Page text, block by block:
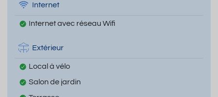
Internet
Internet avec réseau Wifi
Extérieur
Local à vélo
Salon de jardin